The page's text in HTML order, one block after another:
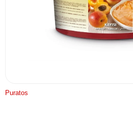
Puratos